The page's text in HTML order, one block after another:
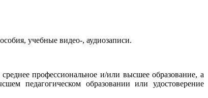
учебные видео-, аудиозаписи.
профессиональное и/или высшее образование, а
педагогическом образовании или удостоверение